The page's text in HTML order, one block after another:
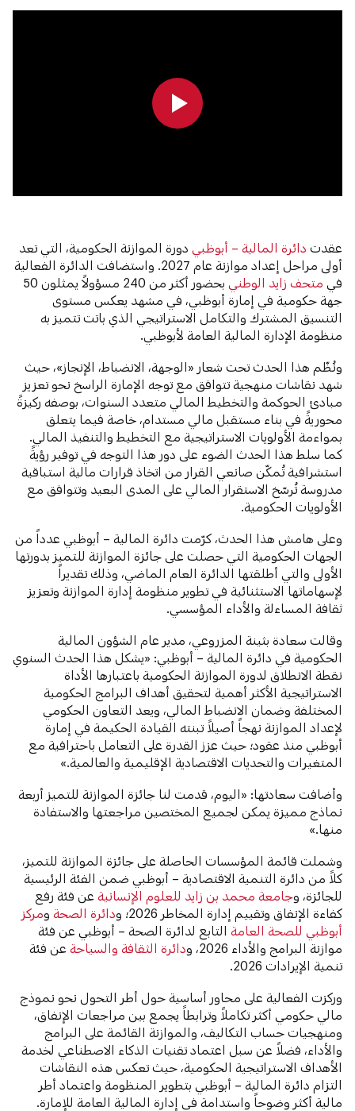
عقدتدائرة المالية – أبوظبي دورة الموازنة الحكومية، التي تعد
أولى مراحل إعداد موازنة عام 2027. واستضافت الدائرة الفعالية
في متحف زايد الوطني
بحضور أكثر من 240 مسؤولاً يمثلون 50
جهة حكومية في إمارة أبوظبي، في مشهد يعكس مستوى
التنسيق المشترك والتكامل الاستراتيجي الذي باتت تتميز به
منظومة الإدارة المالية العامة لأبوظبي.
ونُظّم هذا الحدث تحت شعار «الوجهة، الانضباط، الإنجاز»، حيث
شهد نقاشات منهجية تتوافق مع توجه الإمارة الراسخ نحو تعزيز
مبادئ الحوكمة والتخطيط المالي متعدد السنوات، بوصفه ركيزةً
محوريةً في بناء مستقبل مالي مستدام، خاصة فيما يتعلق
بمواءمة الأولويات الاستراتيجية مع التخطيط والتنفيذ المالي.
كما سلط هذا الحدث الضوء على دور هذا التوجه في توفير رؤيةً
استشرافية تُمكّن صانعي القرار من اتخاذ قرارات مالية استباقية
مدروسة تُرسّخ الاستقرار المالي على المدى البعيد وتتوافق مع
الأولويات الحكومية.
وعلى هامش هذا الحدث، كرّمت دائرة المالية – أبوظبي عدداً من
الجهات الحكومية التي حصلت على جائزة الموازنة للتميز بدورتها
الأولى والتي أطلقتها الدائرة العام الماضي، وذلك تقديراً
لإسهاماتها الاستثنائية في تطوير منظومة إدارة الموازنة وتعزيز
ثقافة المساءلة والأداء المؤسسي.
وقالت سعادة بثينة المزروعي، مدير عام الشؤون المالية
الحكومية في دائرة المالية – أبوظبي: «يشكل هذا الحدث السنوي
نقطة الانطلاق لدورة الموازنة الحكومية باعتبارها الأداة
الاستراتيجية الأكثر أهمية لتحقيق أهداف البرامج الحكومية
المختلفة وضمان الانضباط المالي، ويعد التعاون الحكومي
لإعداد الموازنة نهجاً أصيلاً تبنته القيادة الحكيمة في إمارة
أبوظبي منذ عقود؛ حيث عزز القدرة على التعامل باحترافية مع
المتغيرات والتحديات الاقتصادية الإقليمية والعالمية.»
وأضافت سعادتها: «اليوم، قدمت لنا جائزة الموازنة للتميز أربعة
نماذج مميزة يمكن لجميع المختصين مراجعتها والاستفادة
منها.»
وشملت قائمة المؤسسات الحاصلة على جائزة الموازنة للتميز،
كلاً من دائرة التنمية الاقتصادية – أبوظبي ضمن الفئة الرئيسية
للجائزة، وجامعة محمد بن زايد للعلوم الإنسانيةعن فئة رفع
كفاءة الإنفاق وتقييم إدارة المخاطر 2026؛ و
دائرة الصحةومركز
أبوظبي للصحة العامةالتابع لدائرة الصحة – أبوظبي عن فئة
موازنة البرامج والأداء 2026، و
دائرة الثقافة والسياحةعن فئة
تنمية الإيرادات 2026.
وركزت الفعالية على محاور أساسية حول أطر التحول نحو نموذج
مالي حكومي أكثر تكاملاً وترابطاً يجمع بين مراجعات الإنفاق،
ومنهجيات حساب التكاليف، والموازنة القائمة على البرامج
والأداء، فضلاً عن سبل اعتماد تقنيات الذكاء الاصطناعي لخدمة
الأهداف الاستراتيجية الحكومية، حيث تعكس هذه النقاشات
التزام دائرة المالية – أبوظبي بتطوير المنظومة واعتماد أطر
مالية أكثر وضوحاً واستدامة في إدارة المالية العامة للإمارة.